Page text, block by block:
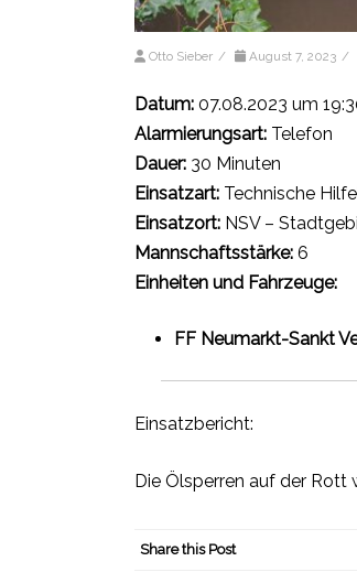
Otto Sieber / August 7, 2023 /
Datum: 07.08.2023 um
Alarmierungsart: Telefon
Dauer: 30 Minuten
Einsatzart: Technische
Einsatzort: NSV –
Mannschaftsstärke: 6
Einheiten und Fahrzeuge:
FF Neumarkt-Sankt
Einsatzbericht:
Die Ölsperren auf der Rott
Share this Post